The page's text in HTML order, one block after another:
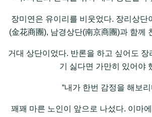
장미연은 유이리를 비웃었다. 장리상단
(金花商團), 남경상단(南京商團)과 함께
거대 상단이었다. 반론을 하고 싶어도
기 싫다면 가만히 있어야
“내가 한번 감정을 해보리
꽤꽤 마른 노인이 앞으로 나섰다. 이마